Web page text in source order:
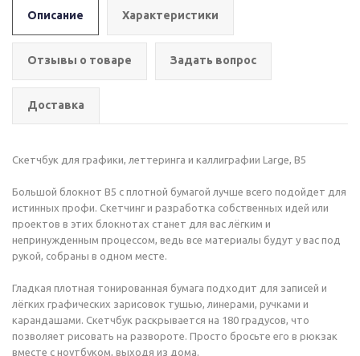
Описание Характеристики
Отзывы о товаре Задать вопрос
Доставка
Скетчбук для графики, леттеринга и каллиграфии Large, B5
Большой блокнот B5 с плотной бумагой лучше всего подойдет для
истинных профи. Скетчинг и разработка собственных идей или
проектов в этих блокнотах станет для вас лёгким и
непринужденным процессом, ведь все материалы будут у вас под
рукой, собраны в одном месте.
Гладкая плотная тонированная бумага подходит для записей и
лёгких графических зарисовок тушью, линерами, ручками и
карандашами. Скетчбук раскрывается на 180 градусов, что
позволяет рисовать на развороте. Просто бросьте его в рюкзак
вместе с ноутбуком, выходя из дома.